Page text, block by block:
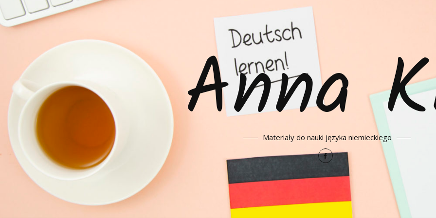
Anna
Materiały do nauki języka niemieckiego